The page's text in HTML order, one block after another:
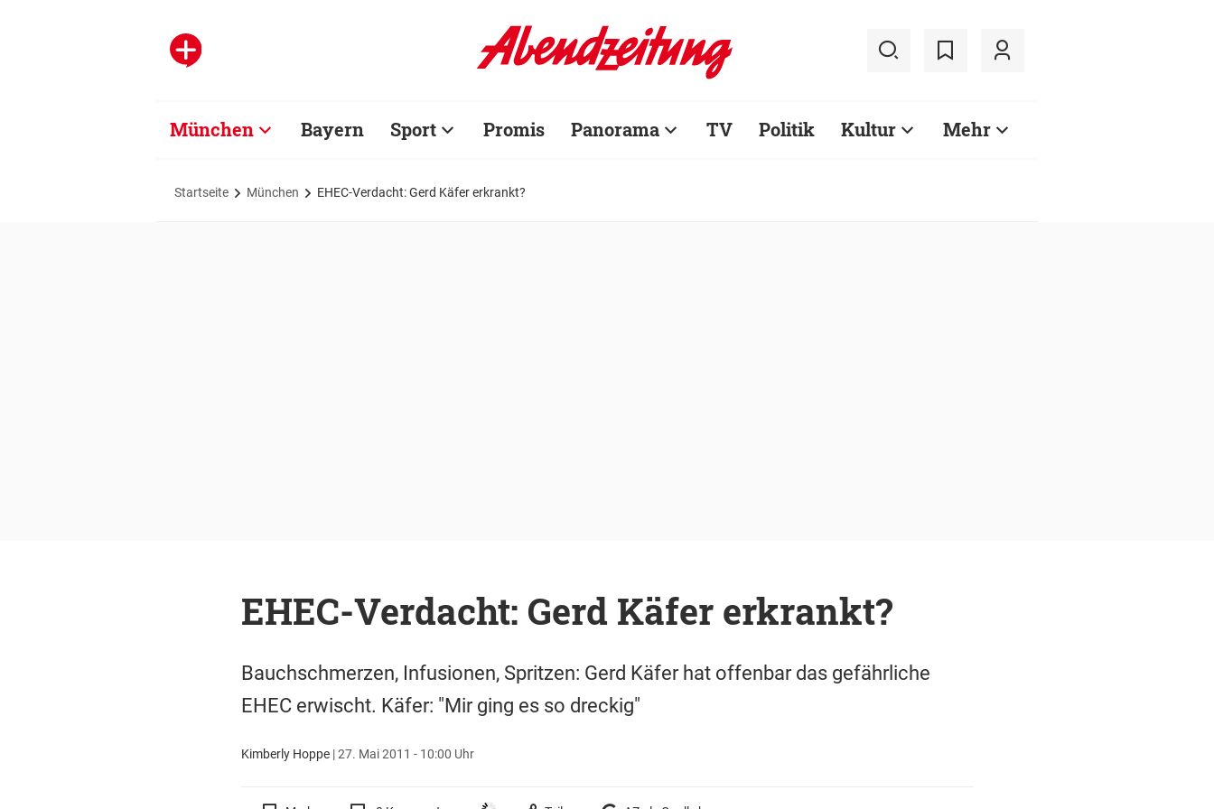
München Bayern Sport Promis Panorama TV Politik Kultur Mehr
Startseite München EHEC-Verdacht: Gerd Käfer erkrankt?
EHEC-Verdacht: Gerd Käfer erkrankt?
Bauchschmerzen, Infusionen, Spritzen: Gerd Käfer hat offenbar das gefährliche
EHEC erwischt. Käfer: "Mir ging es so dreckig"
Kimberly Hoppe|27. Mai 2011 - 10:00 Uhr